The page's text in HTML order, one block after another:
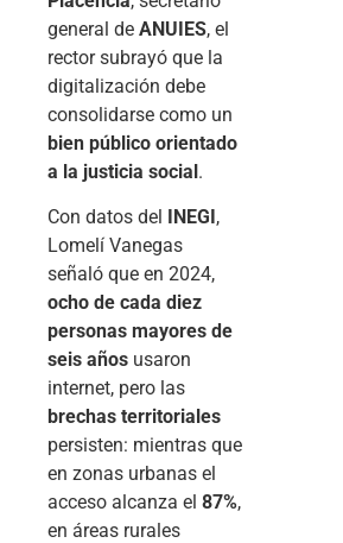
general de ANUIES, el
rector subrayó que la
digitalización debe
consolidarse como un
bien público orientado
a la justicia social.
Con datos del INEGI,
Lomelí Vanegas
señaló que en 2024,
ocho de cada diez
personas mayores de
seis años usaron
internet, pero las
brechas territoriales
persisten: mientras que
en zonas urbanas el
acceso alcanza el 87%,
en áreas rurales